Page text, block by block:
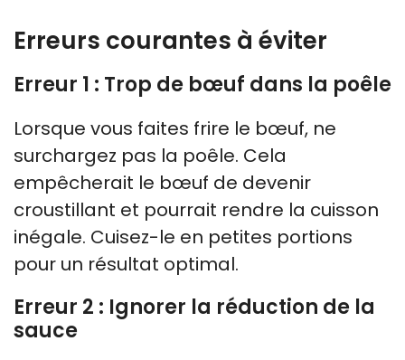
Erreurs courantes à éviter
Erreur 1 : Trop de bœuf dans la poêle
Lorsque vous faites frire le bœuf, ne
surchargez pas la poêle. Cela
empêcherait le bœuf de devenir
croustillant et pourrait rendre la cuisson
inégale. Cuisez-le en petites portions
pour un résultat optimal.
Erreur 2 : Ignorer la réduction de la
sauce